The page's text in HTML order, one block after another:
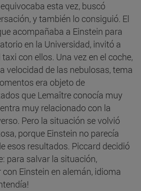
esta vez, buscó
y también lo consiguió. El
acompañaba a Einstein para
en la Universidad, invitó a
con ellos. Una vez en el coche,
velocidad de las nebulosas, tema
era objeto de
que Lemaître conocía muy
muy relacionado con la
Pero la situación se volvió
porque Einstein no parecía
esos resultados. Piccard decidió
para salvar la situación,
con Einstein en alemán, idioma